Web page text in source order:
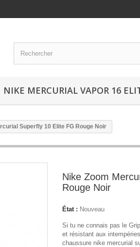
NIKE MERCURIAL VAPOR 16
Superfly 10 Elite FG Rouge Noir
Nike Zoom
Rouge Noir
État : Nouveau
Si tu ne connais pas le
et résistant aux
chaussure nike mercurial